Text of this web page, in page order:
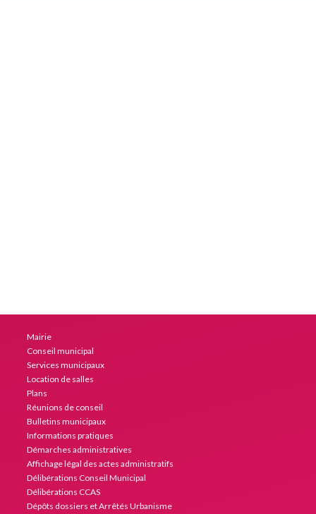
Mairie
Conseil municipal
Services municipaux
Location de salles
Plans
Réunions de conseil
Bulletins municipaux
Informations pratiques
Démarches administratives
Affichage légal des actes administratifs
Délibérations Conseil Municipal
Délibérations CCAS
Dépôts dossiers et Arrêtés Urbanisme